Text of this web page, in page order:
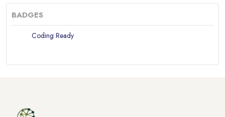
BADGES
Coding Ready